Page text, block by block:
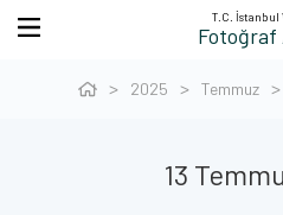
T.C. İstanbul
Fotoğraf
2025 Temmuz
13